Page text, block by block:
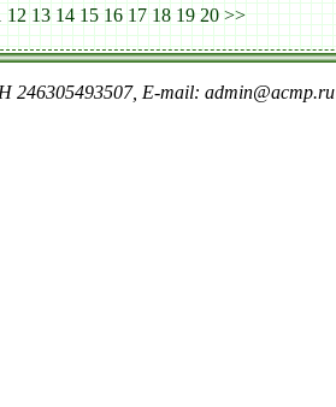
12 13 14 15 16 17 18 19 20 >>
246305493507, E-mail: admin@acmp.ru